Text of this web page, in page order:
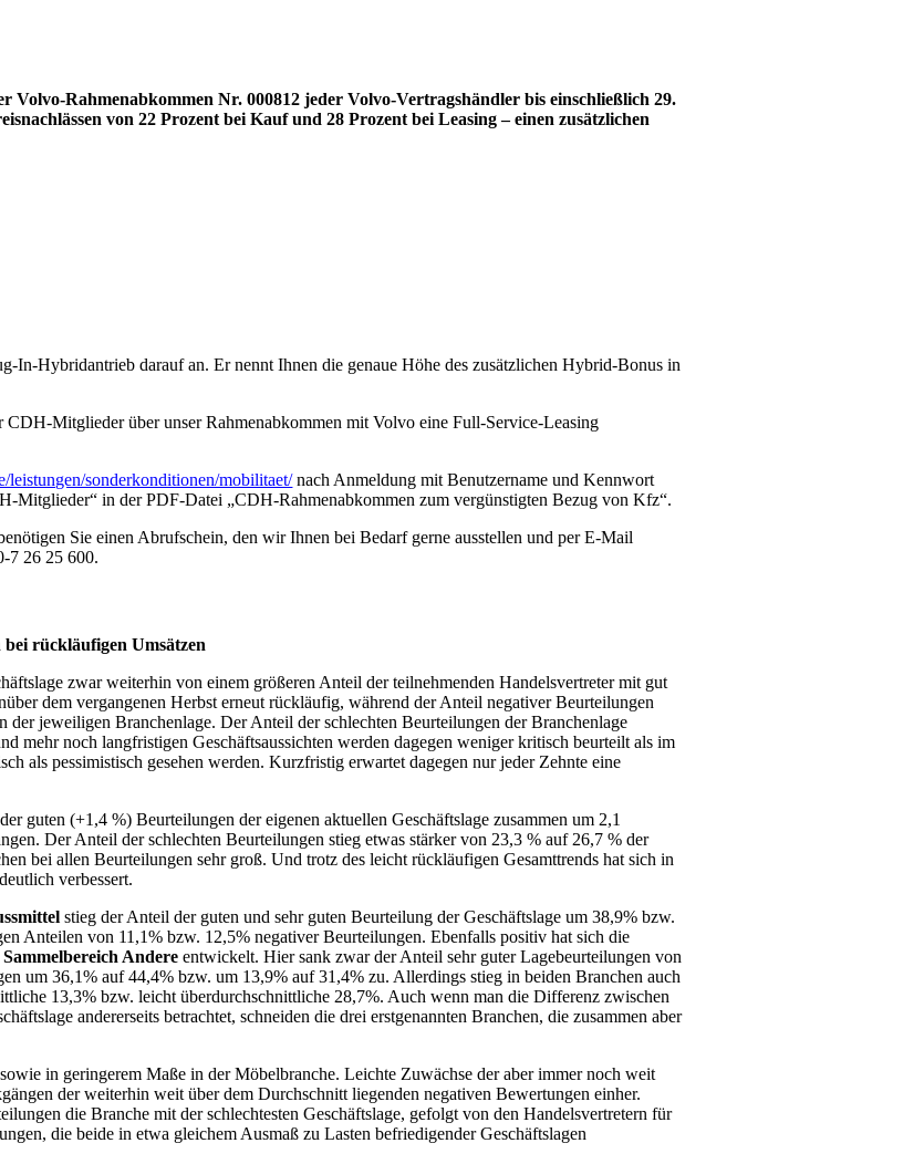
Rahmenabkommen Nr. 000812 jeder Volvo-Vertragshändler bis einschließlich 29.
von 22 Prozent bei Kauf und 28 Prozent bei Leasing – einen zusätzlichen
In-Hybridantrieb darauf an. Er nennt Ihnen die genaue Höhe des zusätzlichen Hybrid-Bonus in
Mitglieder über unser Rahmenabkommen mit Volvo eine Full-Service-Leasing
leistungen/sonderkonditionen/mobilitaet/nach Anmeldung mit Benutzername und Kennwort
Mitglieder“ in der PDF-Datei „CDH-Rahmenabkommen zum vergünstigten Bezug von Kfz“.
Sie einen Abrufschein, den wir Ihnen bei Bedarf gerne ausstellen und per E-Mail
7 26 25 600.
rückläufigen Umsätzen
zwar weiterhin von einem größeren Anteil der teilnehmenden Handelsvertreter mit gut
dem vergangenen Herbst erneut rückläufig, während der Anteil negativer Beurteilungen
jeweiligen Branchenlage. Der Anteil der schlechten Beurteilungen der Branchenlage
mehr noch langfristigen Geschäftsaussichten werden dagegen weniger kritisch beurteilt als im
als pessimistisch gesehen werden. Kurzfristig erwartet dagegen nur jeder Zehnte eine
guten (+1,4 %) Beurteilungen der eigenen aktuellen Geschäftslage zusammen um 2,1
Der Anteil der schlechten Beurteilungen stieg etwas stärker von 23,3 % auf 26,7 % der
bei allen Beurteilungen sehr groß. Und trotz des leicht rückläufigen Gesamttrends hat sich in
verbessert.
stieg der Anteil der guten und sehr guten Beurteilung der Geschäftslage um 38,9% bzw.
Anteilen von 11,1% bzw. 12,5% negativer Beurteilungen. Ebenfalls positiv hat sich die
Sammelbereich Andere entwickelt. Hier sank zwar der Anteil sehr guter Lagebeurteilungen von
um 36,1% auf 44,4% bzw. um 13,9% auf 31,4% zu. Allerdings stieg in beiden Branchen auch
13,3% bzw. leicht überdurchschnittliche 28,7%. Auch wenn man die Differenz zwischen
andererseits betrachtet, schneiden die drei erstgenannten Branchen, die zusammen aber
in geringerem Maße in der Möbelbranche. Leichte Zuwächse der aber immer noch weit
der weiterhin weit über dem Durchschnitt liegenden negativen Bewertungen einher.
die Branche mit der schlechtesten Geschäftslage, gefolgt von den Handelsvertretern für
die beide in etwa gleichem Ausmaß zu Lasten befriedigender Geschäftslagen